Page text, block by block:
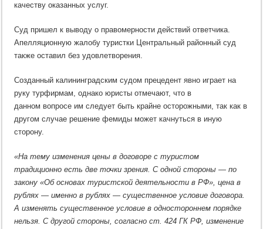
качеству оказанных услуг.
Суд пришел к выводу о правомерности действий ответчика.
Апелляционную жалобу туристки Центральный районный суд
также оставил без удовлетворения.
Созданный калининградским судом прецедент явно играет на
руку турфирмам, однако юристы отмечают, что в
данном вопросе им следует быть крайне осторожными, так как в
другом случае решение фемиды может качнуться в иную
сторону.
«На тему изменения цены в договоре с туристом
традиционно есть две точки зрения. С одной стороны — по
закону «Об основах туристской деятельности в РФ», цена в
рублях — именно в рублях — существенное условие договора.
А изменять существенное условие в одностороннем порядке
нельзя. С другой стороны, согласно ст. 424 ГК РФ, изменение